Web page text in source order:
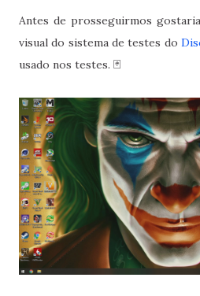
Antes de prosseguirmos
visual do sistema de testes do
usado nos testes. 🃏